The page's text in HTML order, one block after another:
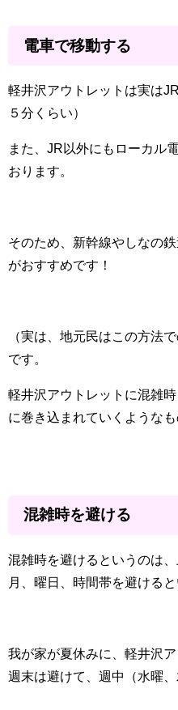
電車で移動する
軽井沢アウトレットは実は
５分くらい）
また、JR以外にもローカル
おります。
そのため、新幹線やしなの
がおすすめです！
（実は、地元民はこの方法
です。
軽井沢アウトレットに混雑
に巻き込まれていくようなも
混雑時を避ける
混雑時を避けるというのは
月、曜日、時間帯を避けると
我が家が夏休みに、軽井沢
週末は避けて、週中（水曜